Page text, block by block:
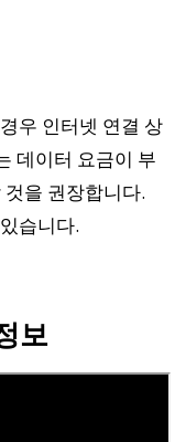
우 인터넷 연결 상
데이터 요금이 부
을 권장합니다.
습니다.
보